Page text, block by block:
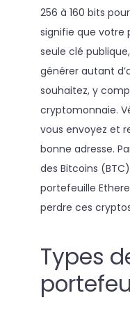
256 à 160 bits
signifie que votre
seule clé
générer autant
souhaitez, y
cryptomonnaie.
vous envoyez et
bonne adresse.
des Bitcoins
portefeuille
perdre ces
Types